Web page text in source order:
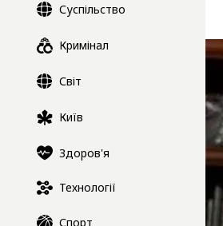
Суспільство
Кримінал
Світ
Київ
Здоров'я
Технології
Спорт